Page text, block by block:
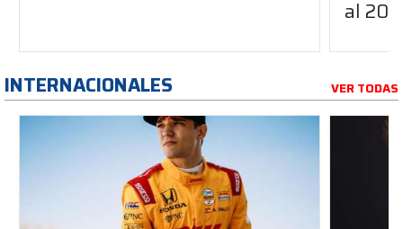
al
INTERNACIONALES VER TODAS